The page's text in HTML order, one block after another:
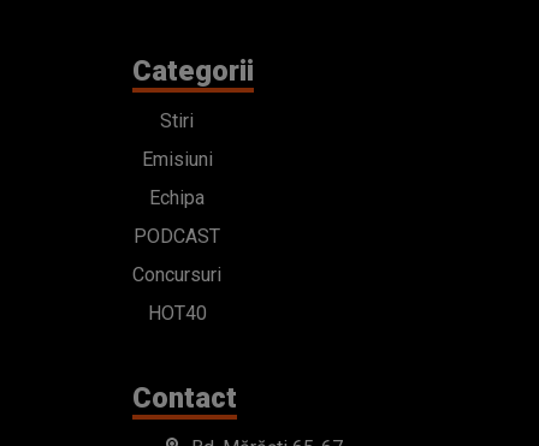
Categorii
Stiri
Emisiuni
Echipa
PODCAST
Concursuri
HOT40
Contact